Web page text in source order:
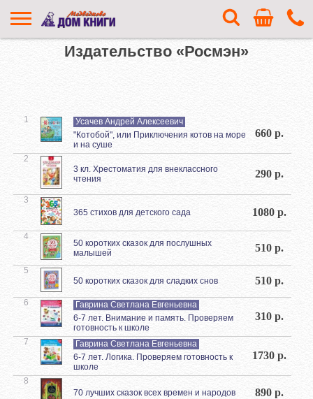
Издательство «Росмэн»
1
Усачев Андрей Алексеевич
"Котобой", или Приключения котов на море
и на суше
660 р.
2
3 кл. Хрестоматия для внеклассного
чтения
290 р.
3
365 стихов для детского сада
1080 р.
4
50 коротких сказок для послушных
малышей
510 р.
5
50 коротких сказок для сладких снов
510 р.
6
Гаврина Светлана Евгеньевна
6-7 лет. Внимание и память. Проверяем
готовность к школе
310 р.
7
Гаврина Светлана Евгеньевна
6-7 лет. Логика. Проверяем готовность к
школе
1730 р.
8
70 лучших сказок всех времен и народов
890 р.